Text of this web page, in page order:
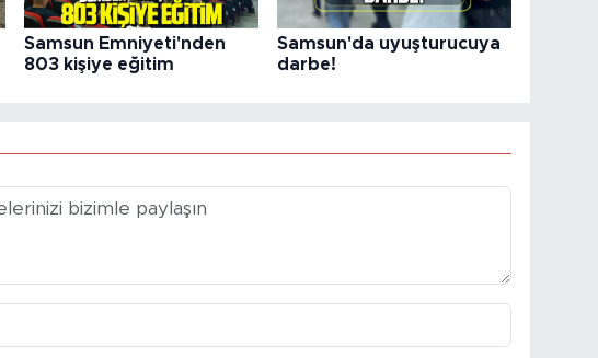
Samsun Emniyeti'nden
803 kişiye eğitim
Samsun'da uyuşturucuya
darbe!